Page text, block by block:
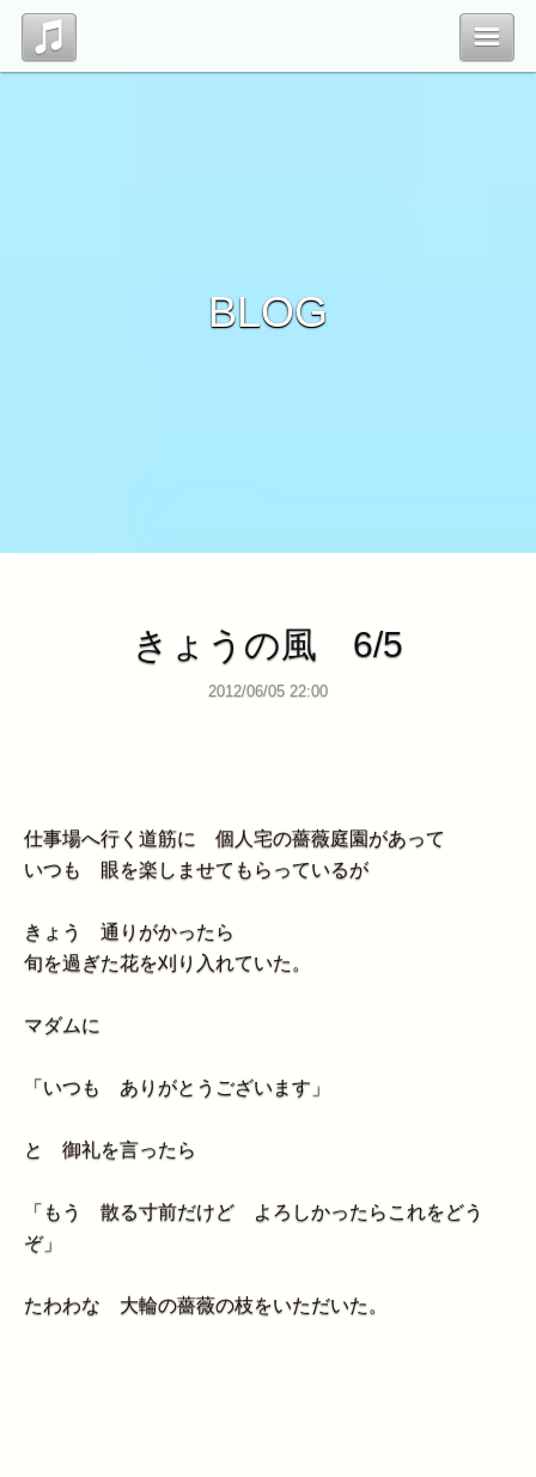
Contact
BLOG
きょうの風 6/5
2012/06/05 22:00
仕事場へ行く道筋に 個人宅の薔薇庭園があって
いつも 眼を楽しませてもらっているが
きょう 通りがかったら
旬を過ぎた花を刈り入れていた。
マダムに
「いつも ありがとうございます」
と 御礼を言ったら
「もう 散る寸前だけど よろしかったらこれをどう
ぞ」
たわわな 大輪の薔薇の枝をいただいた。